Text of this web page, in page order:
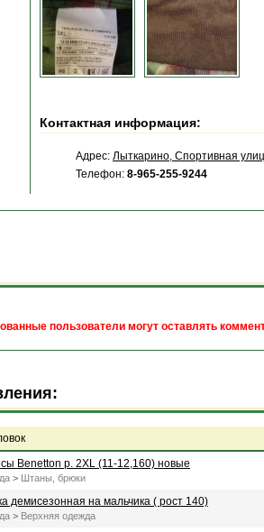
Контактная информация:
Адрес: Лыткарино, Спортивная
Телефон: 8-965-255-9244
пользователи могут оставлять
Benetton р. 2XL (11-12,160) новые
> Штаны, брюки
демисезонная на мальчика ( рост 140)
> Верхняя одежда